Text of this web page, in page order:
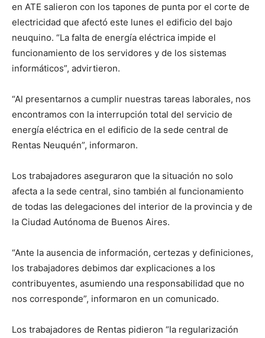
en ATE salieron con los tapones de punta por el corte de
electricidad que afectó este lunes el edificio del bajo
neuquino. “La falta de energía eléctrica impide el
funcionamiento de los servidores y de los sistemas
informáticos”, advirtieron.
“Al presentarnos a cumplir nuestras tareas laborales, nos
encontramos con la interrupción total del servicio de
energía eléctrica en el edificio de la sede central de
Rentas Neuquén”, informaron.
Los trabajadores aseguraron que la situación no solo
afecta a la sede central, sino también al funcionamiento
de todas las delegaciones del interior de la provincia y de
la Ciudad Autónoma de Buenos Aires.
“Ante la ausencia de información, certezas y definiciones,
los trabajadores debimos dar explicaciones a los
contribuyentes, asumiendo una responsabilidad que no
nos corresponde”, informaron en un comunicado.
Los trabajadores de Rentas pidieron “la regularización